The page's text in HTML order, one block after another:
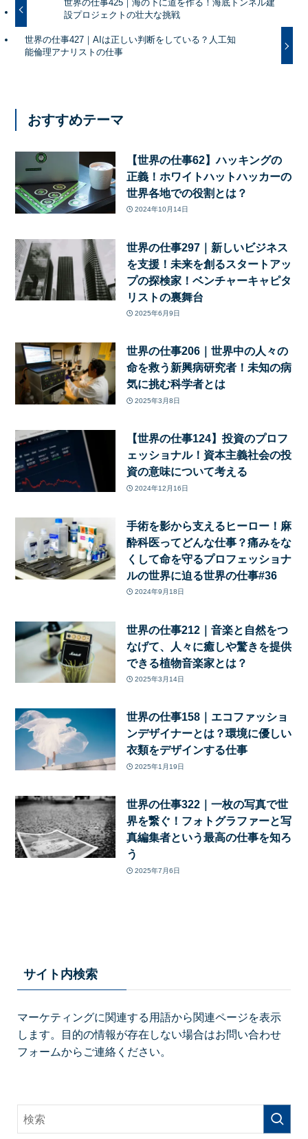
世界の仕事425｜海の下に道を作る！海底トンネル建
設プロジェクトの壮大な挑戦
世界の仕事427｜AIは正しい判断をしている？人工知
能倫理アナリストの仕事
おすすめテーマ
【世界の仕事62】ハッキングの
正義！ホワイトハットハッカーの
世界各地での役割とは？
2024年10月14日
世界の仕事297｜新しいビジネス
を支援！未来を創るスタートアッ
プの探検家！ベンチャーキャピタ
リストの裏舞台
2025年6月9日
世界の仕事206｜世界中の人々の
命を救う新興病研究者！未知の病
気に挑む科学者とは
2025年3月8日
【世界の仕事124】投資のプロフ
ェッショナル！資本主義社会の投
資の意味について考える
2024年12月16日
手術を影から支えるヒーロー！麻
酔科医ってどんな仕事？痛みをな
くして命を守るプロフェッショナ
ルの世界に迫る世界の仕事#36
2024年9月18日
世界の仕事212｜音楽と自然をつ
なげて、人々に癒しや驚きを提供
できる植物音楽家とは？
2025年3月14日
世界の仕事158｜エコファッショ
ンデザイナーとは？環境に優しい
衣類をデザインする仕事
2025年1月19日
世界の仕事322｜一枚の写真で世
界を繋ぐ！フォトグラファーと写
真編集者という最高の仕事を知ろ
う
2025年7月6日
サイト内検索
マーケティングに関連する用語から関連ページを表示
します。目的の情報が存在しない場合はお問い合わせ
フォームからご連絡ください。